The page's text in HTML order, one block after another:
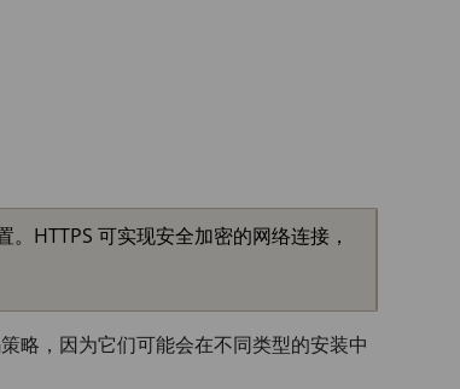
HTTPS 可实现安全加密的网络连接，
略，因为它们可能会在不同类型的安装中